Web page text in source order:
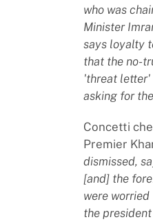
who was
Minister
says loyalty
that the no-
'threat letter'
asking for
Concetti
Premier
dismissed,
[and] the
were
the